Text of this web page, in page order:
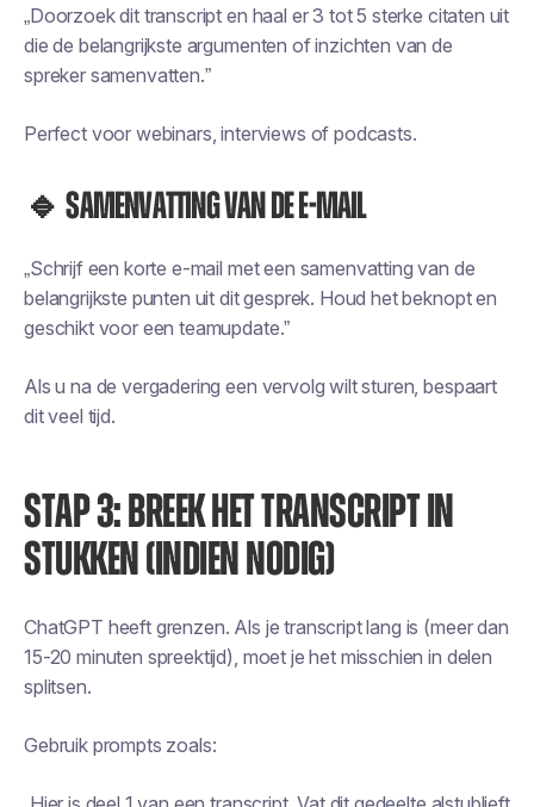
„Doorzoek dit transcript en haal er 3 tot 5 sterke citaten uit
die de belangrijkste argumenten of inzichten van de
spreker samenvatten.”
Perfect voor webinars, interviews of podcasts.
🔹 Samenvatting van de e-mail
„Schrijf een korte e-mail met een samenvatting van de
belangrijkste punten uit dit gesprek. Houd het beknopt en
geschikt voor een teamupdate.”
Als u na de vergadering een vervolg wilt sturen, bespaart
dit veel tijd.
STAP 3: BREEK HET TRANSCRIPT IN
STUKKEN (INDIEN NODIG)
ChatGPT heeft grenzen. Als je transcript lang is (meer dan
15-20 minuten spreektijd), moet je het misschien in delen
splitsen.
Gebruik prompts zoals: